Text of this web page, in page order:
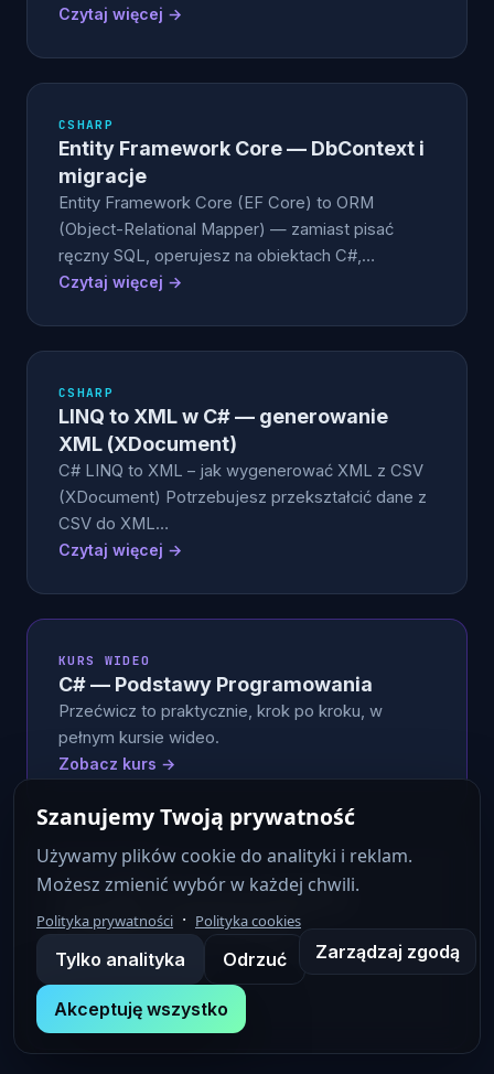
Czytaj więcej →
CSHARP
Entity Framework Core — DbContext i
migracje
Entity Framework Core (EF Core) to ORM
(Object-Relational Mapper) — zamiast pisać
ręczny SQL, operujesz na obiektach C#,…
Czytaj więcej →
CSHARP
LINQ to XML w C# — generowanie
XML (XDocument)
C# LINQ to XML – jak wygenerować XML z CSV
(XDocument) Potrzebujesz przekształcić dane z
CSV do XML…
Czytaj więcej →
KURS WIDEO
C# — Podstawy Programowania
Przećwicz to praktycznie, krok po kroku, w
pełnym kursie wideo.
Zobacz kurs →
KURS WIDEO
AI w .NET: Zostań Architektem
Inteligentnych Aplikacji!
Przećwicz to praktycznie, krok po kroku, w
pełnym kursie wideo.
Zobacz kurs →
Szanujemy Twoją prywatność
Używamy plików cookie do analityki i reklam.
Możesz zmienić wybór w każdej chwili.
Polityka prywatności · Polityka cookies
Tylko analityka Odrzuć
Akceptuję wszystko
Zarządzaj zgodą